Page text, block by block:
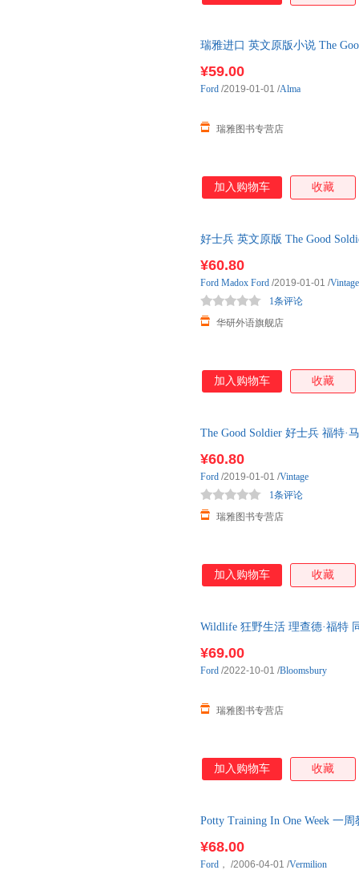
瑞雅进口 英文原版小说 The
¥59.00
瑞雅图书专营店
Ford /2019-01-01 /Alma
加入购物车 收藏
好士兵 英文原版 The Good
¥60.80
华研外语旗舰店
1条评论
Ford Madox Ford /2019-01-01 /Vintage
加入购物车 收藏
The Good Soldier 好士兵 福特·
¥60.80
瑞雅图书专营店
1条评论
Ford /2019-01-01 /Vintage
加入购物车 收藏
Wildlife 狂野生活 理查德·福特
¥69.00
瑞雅图书专营店
Ford /2022-10-01 /Bloomsbury
加入购物车 收藏
Potty Training In One Week 一
¥68.00
Ford ， /2006-04-01 /Vermilion